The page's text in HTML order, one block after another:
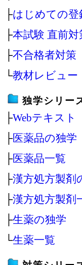
├はじめての登
├本試験 直前対
├不合格者対策
└教材レビュー
独学シリー
├Webテキスト
├医薬品の独学
├医薬品一覧
├漢方処方製剤
├漢方処方製剤
├生薬の独学
└生薬一覧